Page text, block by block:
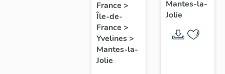
de l'hôtel
de ville
ville
France >
Île-de-
France >
Yvelines>
Mantes-la-
Jolie
Mantes-la-
Jolie